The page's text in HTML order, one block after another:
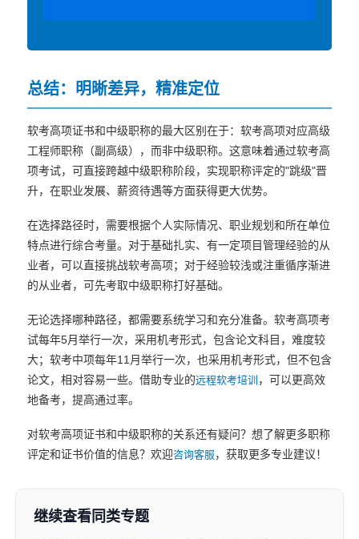
总结：明晰差异，精准定位
软考高项证书和中级职称的最大区别在于：软考高项对应高级
工程师职称（副高级），而非中级职称。这意味着通过软考高
项考试，可直接跨越中级职称阶段，实现职称评定的"跳级"晋
升，在职业发展、薪资待遇等方面获得更大优势。
在选择路径时，需要根据个人实际情况、职业规划和所在单位
特点进行综合考量。对于基础扎实、有一定项目管理经验的从
业者，可以直接挑战软考高项；对于经验较浅或注重循序渐进
的从业者，可先考取中级职称打好基础。
无论选择哪种路径，都需要系统学习和充分准备。软考高项考
试每年5月举行一次，采用机考形式，包含论文科目，难度较
大；软考中项每年11月举行一次，也采用机考形式，但不包含
论文，相对容易一些。借助专业的远程软考培训 ，可以更高效
地备考，提高通过率。
对软考高项证书和中级职称的关系还有疑问？想了解更多职称
评定和证书价值的信息？欢迎咨询客服 ，获取更多专业建议！
继续查看同类专题